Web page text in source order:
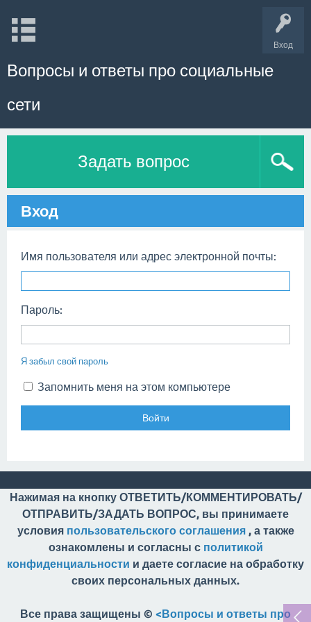
Вход
Вопросы и ответы про социальные
сети
Задать вопрос
Вход
Имя пользователя или адрес электронной почты:
Пароль:
Я забыл свой пароль
Запомнить меня на этом компьютере
Нажимая на кнопку ОТВЕТИТЬ/КОММЕНТИРОВАТЬ/
ОТПРАВИТЬ/ЗАДАТЬ ВОПРОС, вы принимаете
условия пользовательского соглашения, а также
ознакомлены и согласны с политикой
конфиденциальности и даете согласие на обработку
своих персональных данных.
Все права защищены © <Вопросы и ответы про